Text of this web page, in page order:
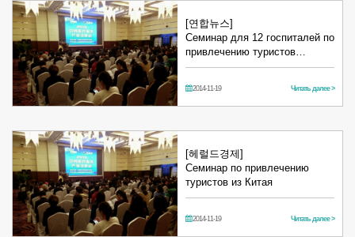
[연합뉴스]
Семинар для 12 госпиталей по
привлечению туристов…
2014-11-19 Читать далее >
[헤럴드경제]
Семинар по привлечению
туристов из Китая
2014-11-19 Читать далее >